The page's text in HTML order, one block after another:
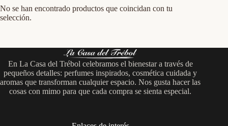
No se han encontrado productos que coincidan con tu
selección.
En La Casa del Trébol celebramos el bienestar a través de
pequeños detalles: perfumes inspirados, cosmética cuidada y
aromas que transforman cualquier espacio. Nos gusta hacer las
cosas con mimo para que cada compra se sienta especial.